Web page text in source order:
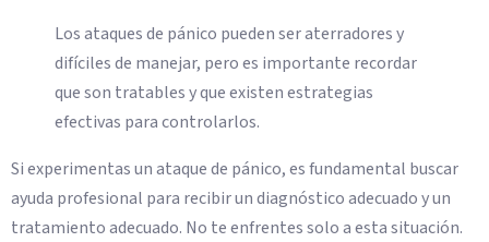
Los ataques de pánico pueden ser aterradores y
difíciles de manejar, pero es importante recordar
que son tratables y que existen estrategias
efectivas para controlarlos.
Si experimentas un ataque de pánico, es fundamental buscar
ayuda profesional para recibir un diagnóstico adecuado y un
tratamiento adecuado. No te enfrentes solo a esta situación.